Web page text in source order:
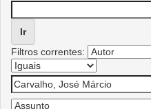
Filtros correntes: